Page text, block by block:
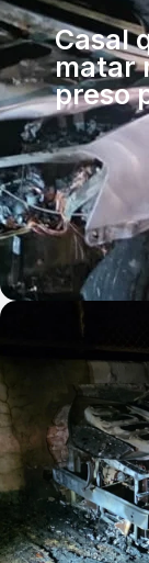
Casal
matar
preso